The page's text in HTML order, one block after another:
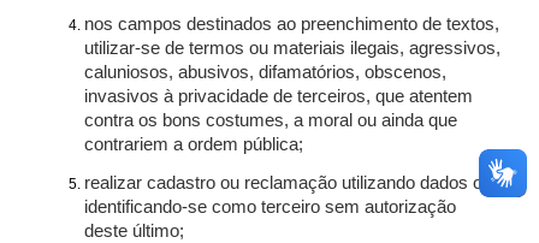
nos campos destinados ao preenchimento de textos,
utilizar-se de termos ou materiais ilegais, agressivos,
caluniosos, abusivos, difamatórios, obscenos,
invasivos à privacidade de terceiros, que atentem
contra os bons costumes, a moral ou ainda que
contrariem a ordem pública;
realizar cadastro ou reclamação utilizando dados ou
identificando-se como terceiro sem autorização
deste último;